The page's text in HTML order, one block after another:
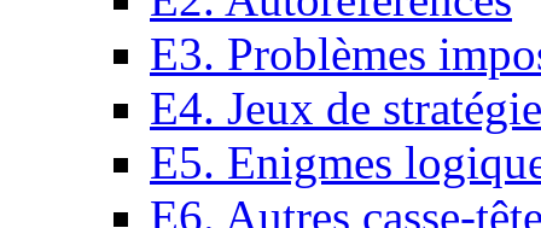
E3. Problèmes
E4. Jeux de stratégie
E5. Enigmes
E6. Autres casse-